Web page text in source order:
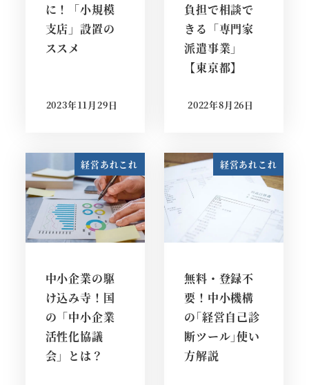
に！「小規模
支店」設置の
ススメ
投稿日
2023年11月29日
負担で相談で
きる「専門家
派遣事業」
【東京都】
投稿日
2022年8月26日
経営あれこれ
中小企業の駆
け込み寺！国
の「中小企業
活性化協議
会」とは？
経営あれこれ
無料・登録不
要！中小機構
の｢経営自己診
断ツール｣使い
方解説